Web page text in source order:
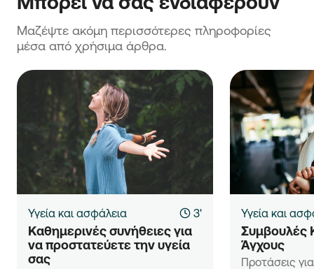
Μαζέψτε ακόμη περισσότερες πληροφορίες
μέσα από χρήσιμα άρθρα.
Υγεία και ασφάλεια 3'
Καθημερινές συνήθειες για
να προστατεύετε την υγεία
σας
Υγεία και
Συμβουλές
Άγχους
Προτάσεις